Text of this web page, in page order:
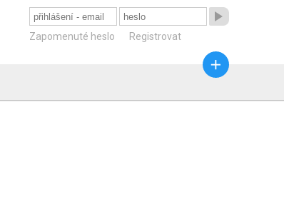

Zapomenuté heslo Registrovat
